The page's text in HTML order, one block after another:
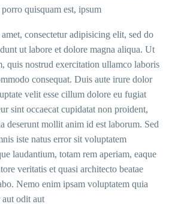
quisquam est, ipsum
consectetur adipisicing elit, sed do
ut labore et dolore magna aliqua. Ut
quis nostrud exercitation ullamco laboris
consequat. Duis aute irure dolor
velit esse cillum dolore eu fugiat
sint occaecat cupidatat non proident,
deserunt mollit anim id est laborum. Sed
iste natus error sit voluptatem
laudantium, totam rem aperiam, eaque
veritatis et quasi architecto beatae
Nemo enim ipsam voluptatem quia
aut odit aut